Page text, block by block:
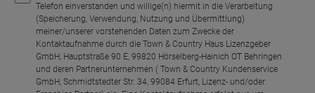
Telefon einverstanden und willige(n) hiermit in die Verarbeitung
(Speicherung, Verwendung, Nutzung und Übermittlung)
meiner/unserer vorstehenden Daten zum Zwecke der
Kontaktaufnahme durch die Town & Country Haus Lizenzgeber
GmbH, Hauptstraße 90 E, 99820 Hörselberg-Hainich OT Behringen
und deren Partnerunternehmen ( Town & Country Kundenservice
GmbH, Schmidtstedter Str. 34, 99084 Erfurt, Lizenz- und/oder